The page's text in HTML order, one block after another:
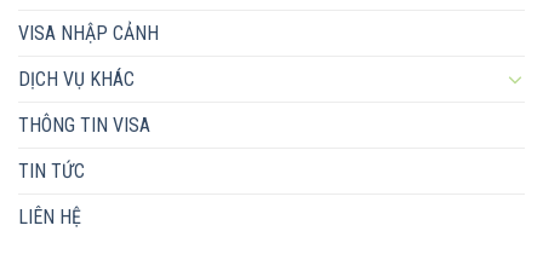
VISA NHẬP CẢNH
DỊCH VỤ KHÁC
THÔNG TIN VISA
TIN TỨC
LIÊN HỆ